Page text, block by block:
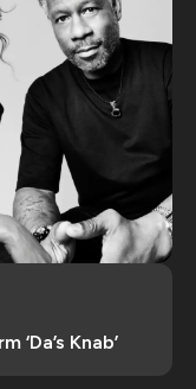
Knab’